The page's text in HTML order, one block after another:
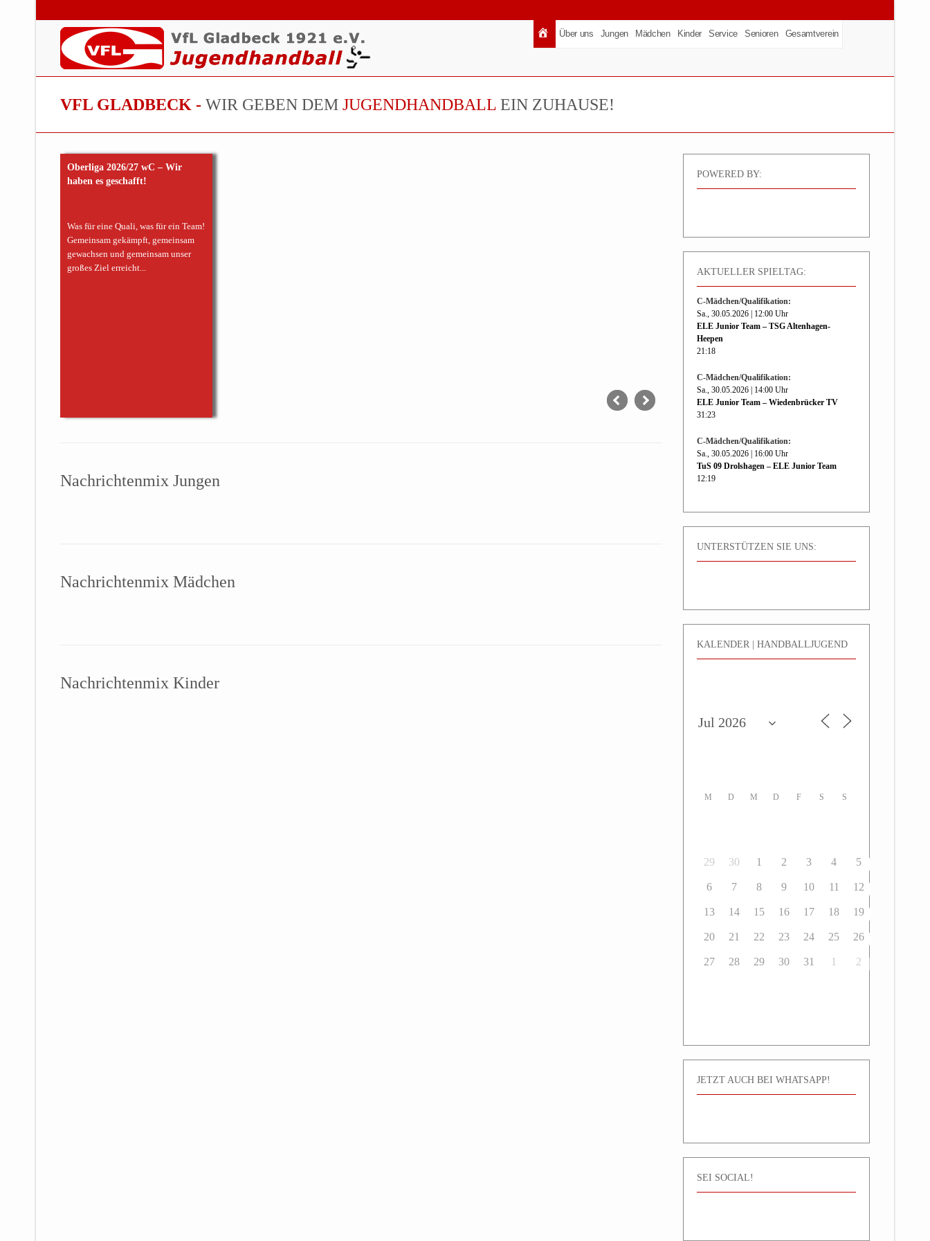
Über uns Jungen Mädchen Kinder Service Senioren Gesamtverein
VFL GLADBECK - WIR GEBEN DEM JUGENDHANDBALL EIN ZUHAUSE!
Oberliga 2026/27 wC – Wir
haben es geschafft!
Was für eine Quali, was für ein Team!
Gemeinsam gekämpft, gemeinsam
gewachsen und gemeinsam unser
großes Ziel erreicht...
Nachrichtenmix Jungen
Nachrichtenmix Mädchen
Nachrichtenmix Kinder
POWERED BY:
AKTUELLER SPIELTAG:
C-Mädchen/Qualifikation:
Sa., 30.05.2026 | 12:00 Uhr
ELE Junior Team – TSG Altenhagen-
Heepen
21:18
C-Mädchen/Qualifikation:
Sa., 30.05.2026 | 14:00 Uhr
ELE Junior Team – Wiedenbrücker TV
31:23
C-Mädchen/Qualifikation:
Sa., 30.05.2026 | 16:00 Uhr
TuS 09 Drolshagen – ELE Junior Team
12:19
UNTERSTÜTZEN SIE UNS:
KALENDER | HANDBALLJUGEND
M D M D F S S
29 30 1 2 3 4 5
6 7 8 9 10 11 12
13 14 15 16 17 18 19
20 21 22 23 24 25 26
27 28 29 30 31 1 2
JETZT AUCH BEI WHATSAPP!
SEI SOCIAL!